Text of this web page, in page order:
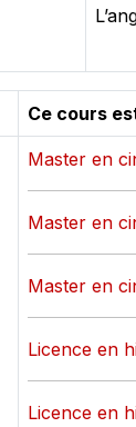
Ce cours
Master en
Master en
Master en
Licence en
Licence en